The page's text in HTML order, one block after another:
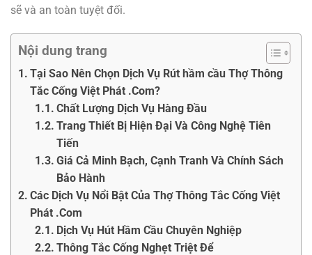
sẽ và an toàn tuyệt đối.
Nội dung trang
Tại Sao Nên Chọn Dịch Vụ Rút hầm cầu Thợ Thông
Tắc Cống Việt Phát .Com?
Chất Lượng Dịch Vụ Hàng Đầu
Trang Thiết Bị Hiện Đại Và Công Nghệ Tiên
Tiến
Giá Cả Minh Bạch, Cạnh Tranh Và Chính Sách
Bảo Hành
Các Dịch Vụ Nổi Bật Của Thợ Thông Tắc Cống Việt
Phát .Com
Dịch Vụ Hút Hầm Cầu Chuyên Nghiệp
Thông Tắc Cống Nghẹt Triệt Để